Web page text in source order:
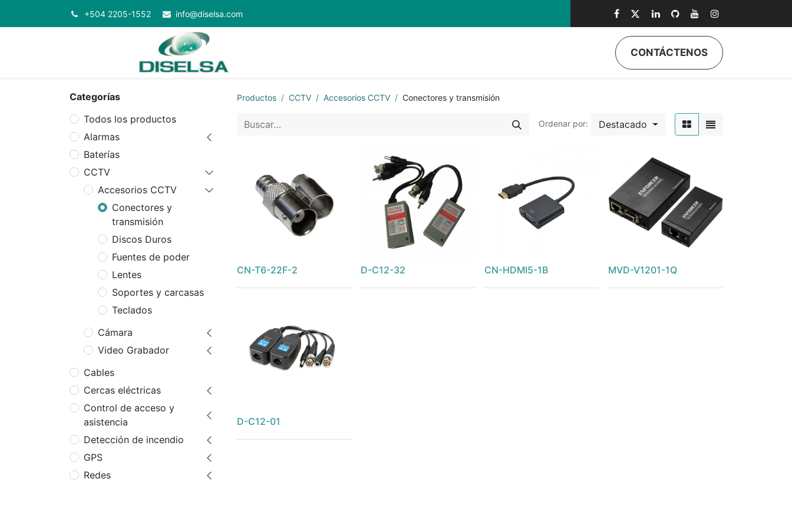
+504 2205-1552 info@diselsa.com
Quiénes Somos Eventos Soporte
CONTÁCTENOS
Categorías
Todos los productos
Alarmas
Baterías
CCTV
Accesorios CCTV
Conectores y
transmisión
Discos Duros
Fuentes de poder
Lentes
Soportes y carcasas
Teclados
Cámara
Video Grabador
Cables
Cercas eléctricas
Control de acceso y
asistencia
Detección de incendio
GPS
Redes
Productos CCTV Accesorios CCTV Conectores y transmisión
Ordenar por: Destacado
CN-T6-22F-2 D-C12-32 CN-HDMI5-1B MVD-V1201-1Q
D-C12-01